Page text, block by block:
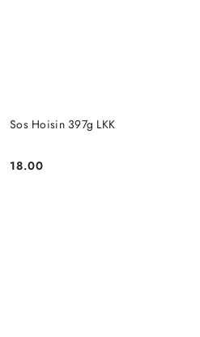
Sos Hoisin 397g LKK
Cena:
18.00